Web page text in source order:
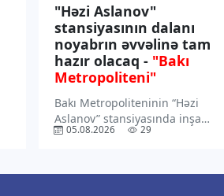
"Həzi Aslanov"
stansiyasının dalanı
noyabrın əvvəlinə tam
hazır olacaq - "Bakı
Metropoliteni"
Bakı Metropoliteninin “Həzi
Aslanov” stansiyasında inşa
olunan dalanın bu ilin oktyabr
05.08.2026 29